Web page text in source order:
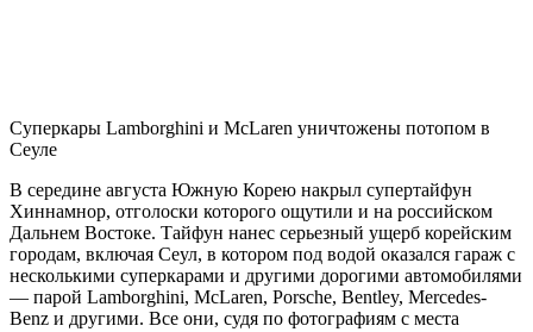
Суперкары Lamborghini и McLaren уничтожены потопом в
Сеуле
В середине августа Южную Корею накрыл супертайфун
Хиннамнор, отголоски которого ощутили и на российском
Дальнем Востоке. Тайфун нанес серьезный ущерб корейским
городам, включая Сеул, в котором под водой оказался гараж с
несколькими суперкарами и другими дорогими автомобилями
— парой Lamborghini, McLaren, Porsche, Bentley, Mercedes-
Benz и другими. Все они, судя по фотографиям с места